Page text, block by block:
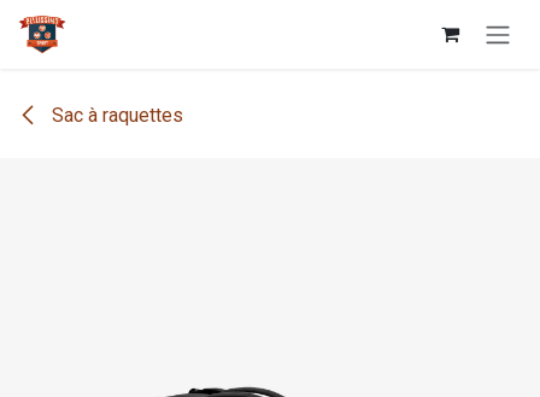
Se rendre au contenu
Sac à raquettes